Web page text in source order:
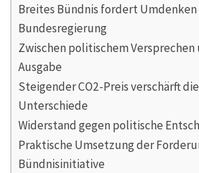
Breites Bündnis fordert
Bundesregierung
Zwischen politischem
Ausgabe
Steigender CO2-Preis verschärft
Unterschiede
Widerstand gegen politische
Praktische Umsetzung der
Bündnisinitiative